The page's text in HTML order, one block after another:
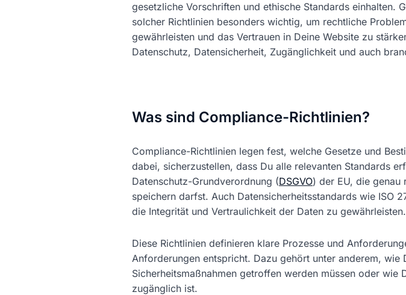
gesetzliche Vorschriften und ethische Standards einhalten.
solcher Richtlinien besonders wichtig, um rechtliche
gewährleisten und das Vertrauen in Deine Website zu
Datenschutz, Datensicherheit, Zugänglichkeit und auch
Was sind Compliance-Richtlinien?
Compliance-Richtlinien legen fest, welche Gesetze und
dabei, sicherzustellen, dass Du alle relevanten Standards
Datenschutz-Grundverordnung (DSGVO) der EU, die genau
speichern darfst. Auch Datensicherheitsstandards wie ISO
die Integrität und Vertraulichkeit der Daten zu gewährleisten.
Diese Richtlinien definieren klare Prozesse und
Anforderungen entspricht. Dazu gehört unter anderem,
Sicherheitsmaßnahmen getroffen werden müssen oder
zugänglich ist.